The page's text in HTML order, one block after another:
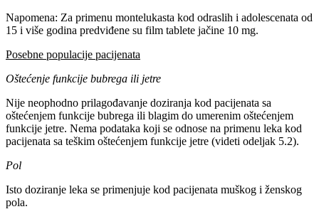
Napomena: Za primenu montelukasta kod odraslih i adolescenata od
15 i više godina predviđene su film tablete jačine 10 mg.
Posebne populacije pacijenata
Oštećenje funkcije bubrega ili jetre
Nije neophodno prilagođavanje doziranja kod pacijenata sa
oštećenjem funkcije bubrega ili blagim do umerenim oštećenjem
funkcije jetre. Nema podataka koji se odnose na primenu leka kod
pacijenata sa teškim oštećenjem funkcije jetre (videti odeljak 5.2).
Pol
Isto doziranje leka se primenjuje kod pacijenata muškog i ženskog
pola.